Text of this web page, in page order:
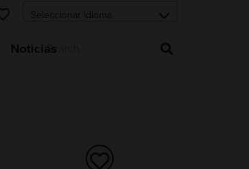
Noticias